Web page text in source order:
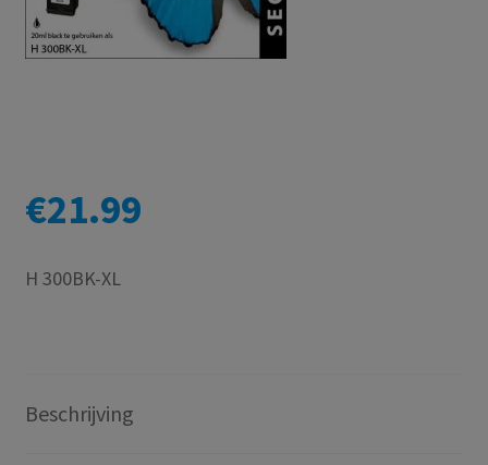
€21.99
H 300BK-XL
Beschrijving